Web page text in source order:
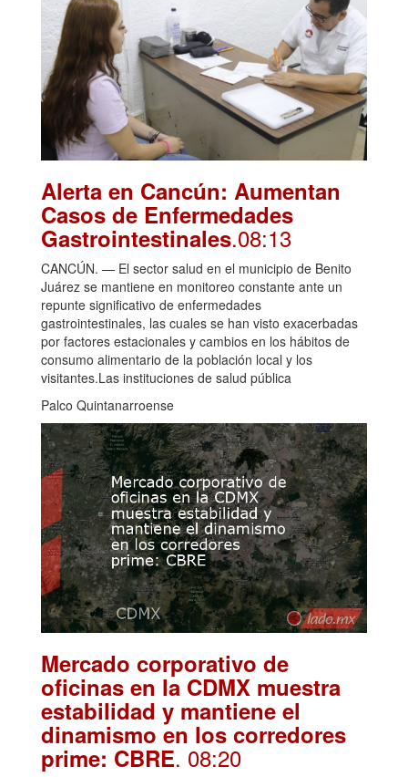
Alerta en Cancún: Aumentan
Casos de Enfermedades
Gastrointestinales.08:13
CANCÚN. — El sector salud en el municipio de Benito
Juárez se mantiene en monitoreo constante ante un
repunte significativo de enfermedades
gastrointestinales, las cuales se han visto exacerbadas
por factores estacionales y cambios en los hábitos de
consumo alimentario de la población local y los
visitantes.Las instituciones de salud pública
Palco Quintanarroense
Mercado corporativo de
oficinas en la CDMX muestra
estabilidad y mantiene el
dinamismo en los corredores
prime: CBRE. 08:20